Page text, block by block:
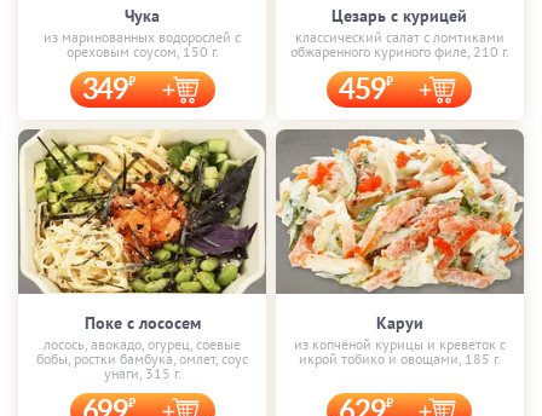
Чука
из маринованных водорослей с
ореховым соусом, 150 г.
349
Цезарь с курицей
классический салат с ломтиками
обжаренного куриного филе, 210 г.
459
Поке с лососем
лосось, авокадо, огурец, соевые
бобы, ростки бамбука, омлет, соус
унаги, 315 г.
Каруи
из копчёной курицы и креветок с
икрой тобико и овощами, 185 г.